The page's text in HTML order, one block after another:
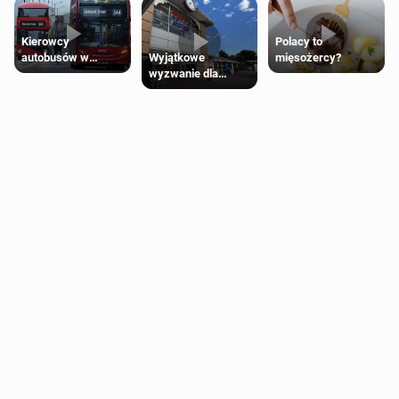
Kierowcy
autobusów w
Londynie
Wyjątkowe
wyzwanie dla
posiadaczy kart
Polacy to
mięsożercy?